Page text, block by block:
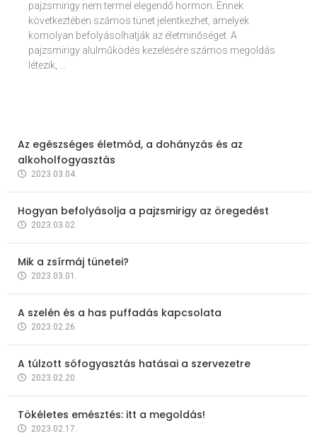
pajzsmirigy nem termel elegendő hormon. Ennek
következtében számos tünet jelentkezhet, amelyek
komolyan befolyásolhatják az életminőséget. A
pajzsmirigy alulműködés kezelésére számos megoldás
létezik, …
Az egészséges életmód, a dohányzás és az
alkoholfogyasztás
2023.03.04.
Hogyan befolyásolja a pajzsmirigy az öregedést
2023.03.02.
Mik a zsírmáj tünetei?
2023.03.01.
A szelén és a has puffadás kapcsolata
2023.02.26.
A túlzott sófogyasztás hatásai a szervezetre
2023.02.20.
Tökéletes emésztés: itt a megoldás!
2023.02.17.